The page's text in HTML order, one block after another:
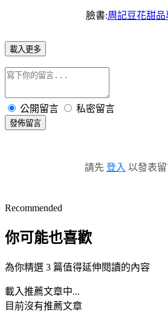
臉書:周記豆花甜品
載入更多
公開留言 私密留言
發佈留言
請先 登入 以發表留
Recommended
你可能也喜歡
為你精選 3 篇值得延伸閱讀的內容
載入推薦文章中...
目前沒有推薦文章